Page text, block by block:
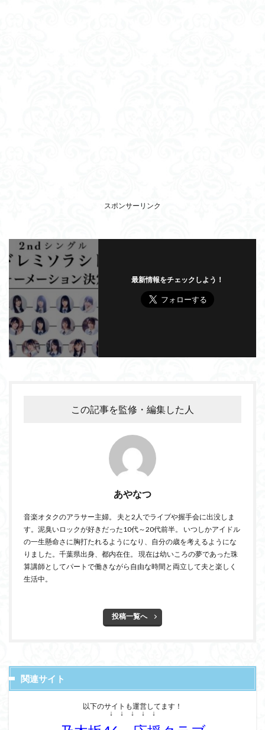
スポンサーリンク
最新情報をチェックしよう！
この記事を監修・編集した人
あやなつ
音楽オタクのアラサー主婦。 夫と2人でライブや握手会に出没しま
す。泥臭いロックが好きだった10代～20代前半。 いつしかアイドル
の一生懸命さに胸打たれるようになり、自分の歳を考えるようにな
りました。千葉県出身、都内在住。 現在は幼いころの夢であった珠
算講師としてパートで働きながら自由な時間と両立して夫と楽しく
生活中。
投稿一覧へ
関連サイト
以下のサイトも運営してます！
↓ ↓ ↓ ↓ ↓